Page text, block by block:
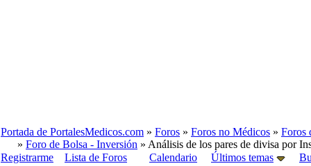
Portada de PortalesMedicos.com » Foros » Foros no Médicos » Foros
» Foro de Bolsa - Inversión » Análisis de los pares de divisa por
Registrarme
Lista de Foros Calendario Últimos temas